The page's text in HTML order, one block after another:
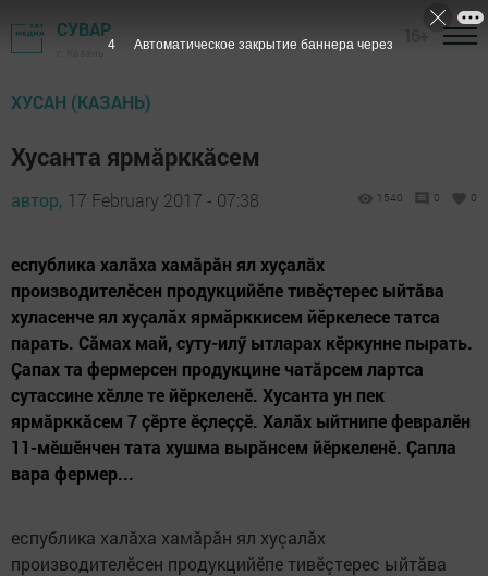
СУВАР
ХУСАН (КАЗАНЬ)
Хусанта ярмăрккăсем
автор, 17 February 2017 - 07:38 1540 0 0
еспублика халăха хамăрăн ял хуçалăх
производителӗсен продукцийӗпе тивӗçтерес ыйтăва
хуласенче ял хуçалăх ярмăрккисем йӗркелесе татса
парать. Сăмах май, суту-илӳ ытларах кӗркунне пырать.
Çапах та фермерсен продукцине чатăрсем ларт­са
сутассине хӗлле те йӗркеленӗ. Хусанта ун пек
ярмăрккăсем 7 çӗрте ӗçлеççӗ. Халăх ыйтнипе февралӗн
11-мӗшӗнчен тата хушма вырăнсем йӗркеленӗ. Çапла
вара фермер...
еспублика халăха хамăрăн ял хуçалăх
производителӗсен продукцийӗпе тивӗçтерес ыйтăва
3 Автоматическое закрытие баннера через